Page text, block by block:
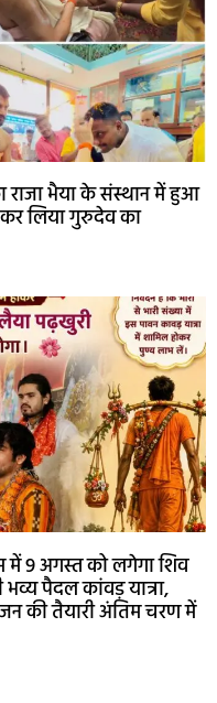
राजा भैया के संस्थान में हुआ
कर लिया गुरुदेव का
में 9 अगस्त को लगेगा शिव
पैदल कांवड़ यात्रा,
की तैयारी अंतिम चरण में